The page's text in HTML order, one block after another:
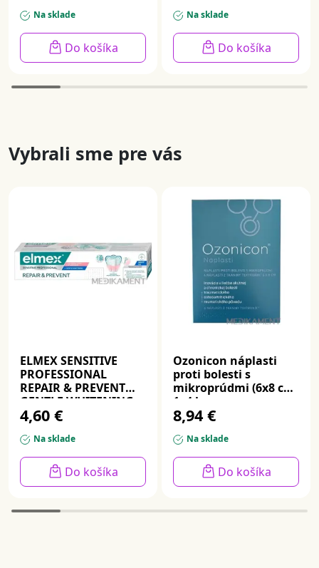
Na sklade
Do košíka
Na sklade
Do košíka
Vybrali sme pre vás
ELMEX SENSITIVE
PROFESSIONAL
REPAIR & PREVENT
GENTLE WHITENING,
zubná pasta 75 ml
4,60 €
Na sklade
Do košíka
Ozonicon náplasti
proti bolesti s
mikroprúdmi (6x8 cm)
1x4 ks
8,94 €
Na sklade
Do košíka